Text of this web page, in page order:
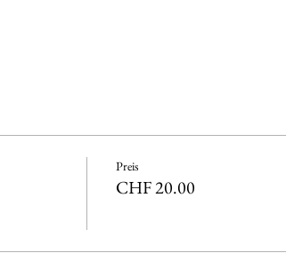
Preis
CHF 20.00